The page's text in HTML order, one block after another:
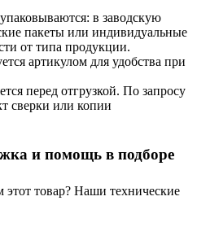
в заводскую
пакеты или индивидуальные
от типа продукции.
артикулом для удобства при
перед отгрузкой. По запросу
сверки или копии
и помощь в подборе
товар? Наши технические